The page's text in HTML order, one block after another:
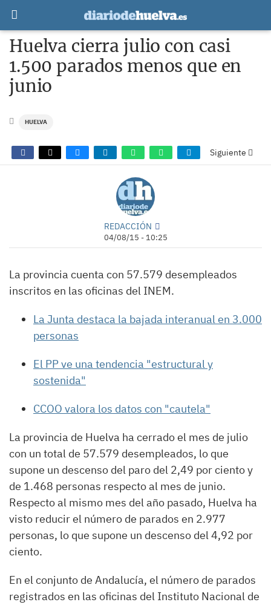
Huelva cierra julio con casi
1.500 parados menos que en
junio
HUELVA
Siguiente
REDACCIÓN
04/08/15 - 10:25
La provincia cuenta con 57.579 desempleados
inscritos en las oficinas del INEM.
La Junta destaca la bajada interanual en 3.000
personas
El PP ve una tendencia "estructural y
sostenida"
CCOO valora los datos con "cautela"
La provincia de Huelva ha cerrado el mes de julio
con un total de 57.579 desempleados, lo que
supone un descenso del paro del 2,49 por ciento y
de 1.468 personas respecto al mes de junio.
Respecto al mismo mes del año pasado, Huelva ha
visto reducir el número de parados en 2.977
personas, lo que supone un descenso del 4,92 por
ciento.
En el conjunto de Andalucía, el número de parados
registrados en las oficinas del Instituto Nacional de